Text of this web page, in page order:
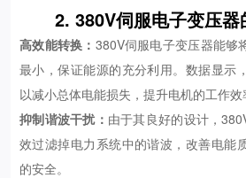
2. 380V伺服电子变压器
高效能转换： 380V伺服电子变压器能够
最小，保证能源的充分利用。数据显示
以减小总体电能损失，提升电机的工作效
抑制谐波干扰： 由于其良好的设计，
效过滤掉电力系统中的谐波，改善电能
的安全。